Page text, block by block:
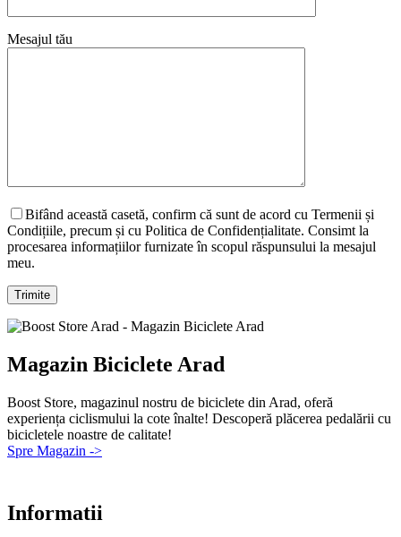
Mesajul tău
Bifând această casetă, confirm că sunt de acord cu Termenii și
Condițiile, precum și cu Politica de Confidențialitate. Consimt la
procesarea informațiilor furnizate în scopul răspunsului la mesajul
meu.
Magazin Biciclete Arad
Boost Store, magazinul nostru de biciclete din Arad, oferă
experiența ciclismului la cote înalte! Descoperă plăcerea pedalării cu
bicicletele noastre de calitate!
Spre Magazin ->
Informatii